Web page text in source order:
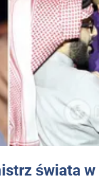
świata